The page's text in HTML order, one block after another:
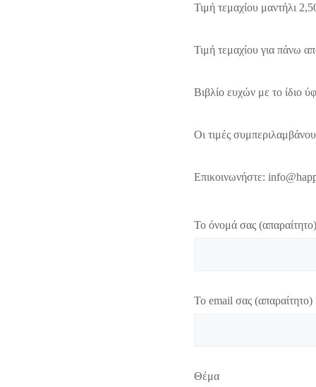
Τιμή τεμαχίου μαντήλι
Τιμή τεμαχίου για πάνω
Βιβλίο ευχών με το ίδιο
Οι τιμές
Επικοινωνήστε:
Το όνομά σας (απαραίτητο)
Το email σας (απαραίτητο)
Θέμα